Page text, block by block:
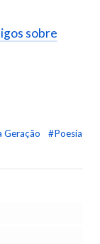
sobre
Geração
#Poesia